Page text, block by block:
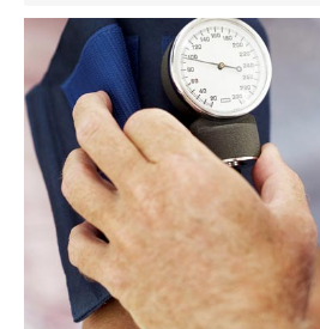
Blog